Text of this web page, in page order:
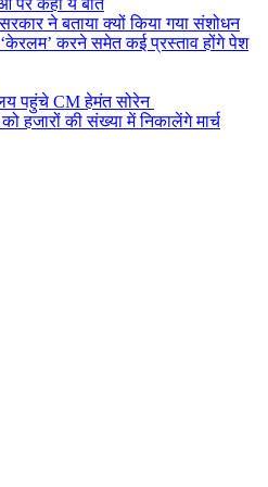
पर कही ये बात
ने बताया क्यों किया गया संशोधन
करने समेत कई प्रस्ताव होंगे पेश
पहुंचे CM हेमंत सोरेन
हजारों की संख्या में निकालेंगे मार्च